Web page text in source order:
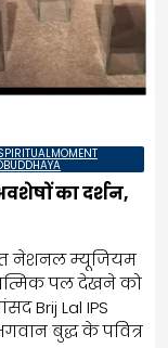
का दर्शन,
नेशनल म्यूजियम
पल देखने को
Brij Lal IPS
बुद्ध के पवित्र